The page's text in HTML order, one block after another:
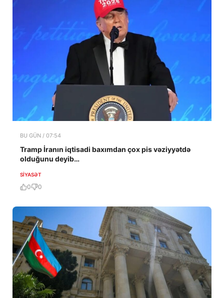
BU GÜN / 07:54
Tramp İranın iqtisadi baxımdan çox pis vəziyyətdə
olduğunu deyib…
SIYASƏT
0 0